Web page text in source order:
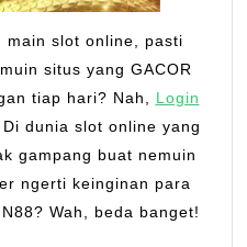
situs yang GACOR
tiap hari? Nah, Login
dunia slot online yang
gampang buat nemuin
ngerti keinginan para
Wah, beda banget!